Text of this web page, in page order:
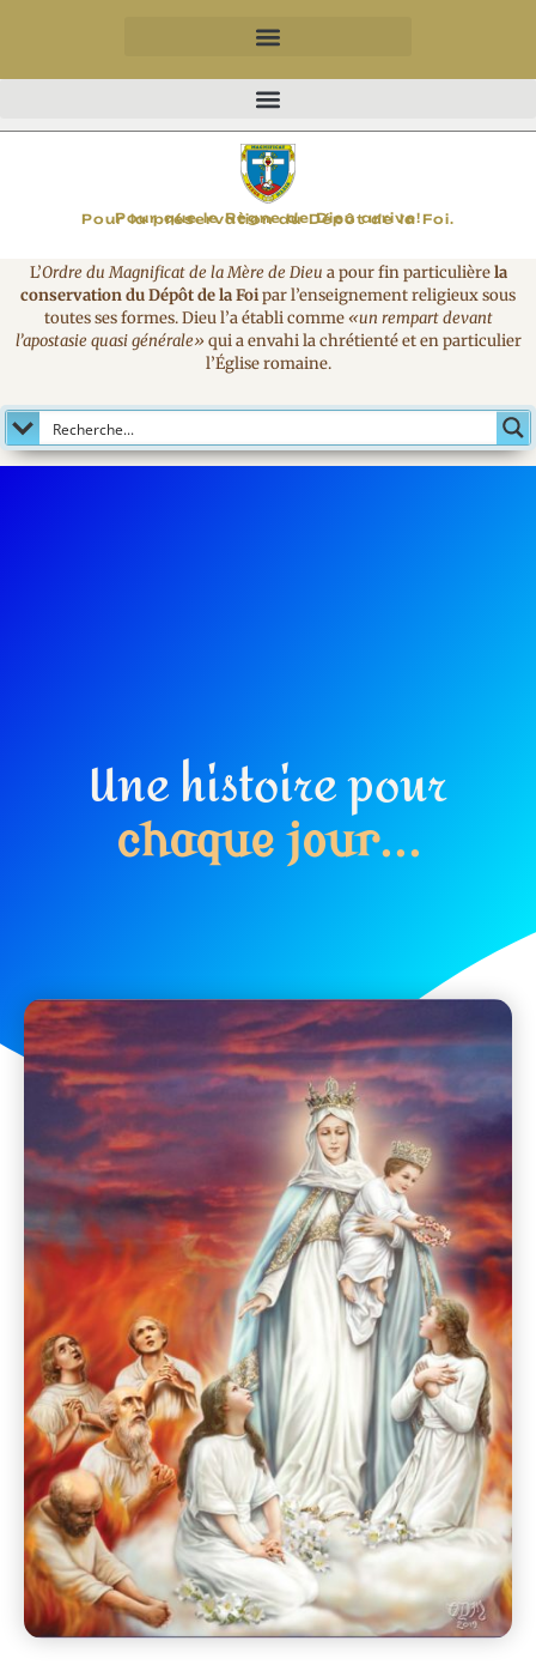
Pour la préservation du Dépôt de la Foi.
Pour que le Règne de Dieu arrive!
MAGNIFICAT
L’Ordre du Magnificat de la Mère de Dieu a pour fin particulièrela
conservation du Dépôt de la Foipar l’enseignement religieux sous
toutes ses formes. Dieu l’a établi comme«un rempart devant
l’apostasie quasi générale» qui a envahi la chrétienté et en particulier
l’Église romaine.
Une histoire pour
chaque jour...